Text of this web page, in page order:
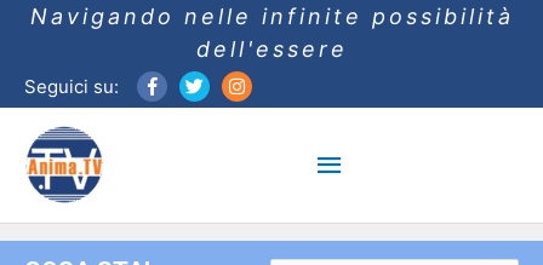
Navigando nelle infinite possibilità
dell'essere
Seguici su:
Menu
principale